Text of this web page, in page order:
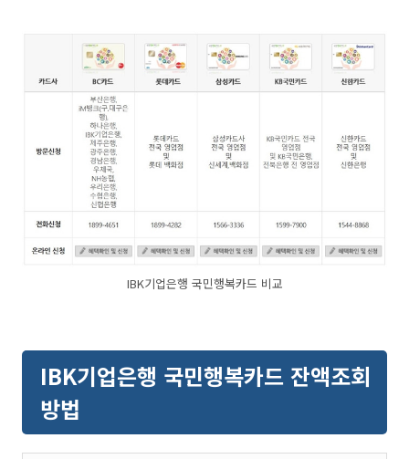
IBK기업은행 국민행복카드 비교
IBK기업은행 국민행복카드 잔액조회
방법